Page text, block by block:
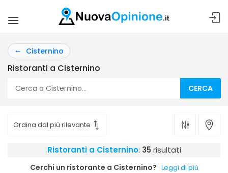
Cisternino
Ristoranti a Cisternino
CERCA
Ristoranti a Cisternino: 35 risultati
Cerchi un ristorante a Cisternino? Leggi di più